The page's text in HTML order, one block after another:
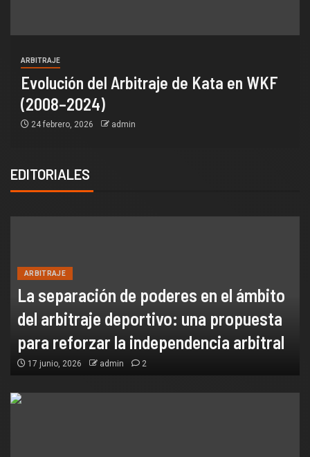
ARBITRAJE
Evolución del Arbitraje de Kata en WKF
(2008–2024)
24 febrero, 2026 admin
EDITORIALES
ARBITRAJE
La separación de poderes en el ámbito
del arbitraje deportivo: una propuesta
para reforzar la independencia arbitral
17 junio, 2026 admin 2